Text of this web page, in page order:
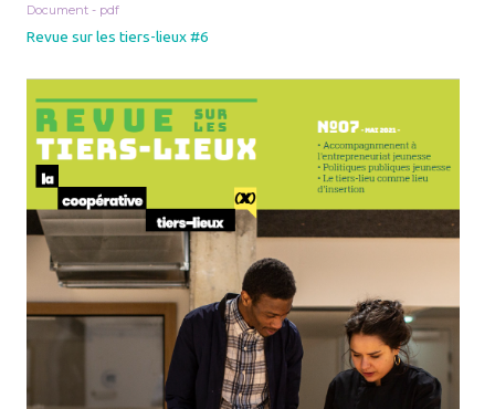
Document - pdf
Revue sur les tiers-lieux #6